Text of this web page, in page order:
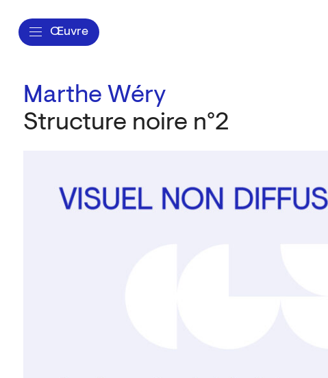
Œuvre
Marthe Wéry
Structure noire n°2